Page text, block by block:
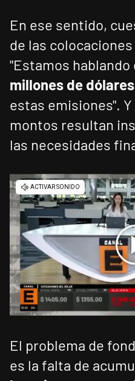
En ese sentido,
de las
"Estamos hablando
millones de dólares
estas emisiones".
montos resultan
las necesidades
El problema de
es la falta de